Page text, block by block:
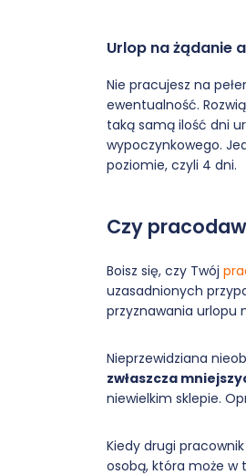
Urlop na żądanie
Nie pracujesz na
ewentualność.
taką samą ilość dni
wypoczynkowego.
poziomie, czyli 4 dni.
Czy
Boisz się, czy Twój
uzasadnionych
przyznawania urlopu
Nieprzewidziana
zwłaszcza
niewielkim sklepie.
Kiedy drugi
osobą, która może w